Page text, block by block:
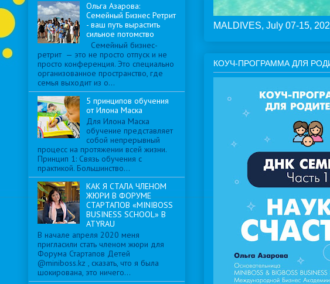
MALDIVES, July 07-15,
КОУЧ-ПРОГРАММА ДЛЯ
Ольга Азарова:
Семейный Бизнес Ретрит
- ваш путь вырастить
сильное потомство
Семейный бизнес-
ретрит — это не просто отпуск и не
просто конференция. Это специально
организованное пространство, где
семья выходит из о...
5 принципов обучения
от Илона Маска
Для Илона Маска
обучение представляет
собой непрерывный
процесс на протяжении всей жизни.
Принцип 1: Связь обучения с
практикой. Большинство...
КАК Я СТАЛА ЧЛЕНОМ
ЖЮРИ В ФОРУМЕ
СТАРТАПОВ «MINIBOSS
BUSINESS SCHOOL» В
ATYRAU
В начале апреля 2020 меня
пригласили стать членом жюри для
Форума Стартапов Детей
@miniboss.kz , сказать, что я была
шокирована, это ничего...